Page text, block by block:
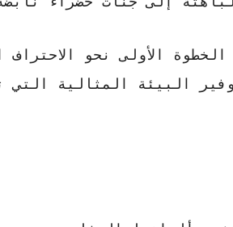
الأولى نحو
البيئة المثالية